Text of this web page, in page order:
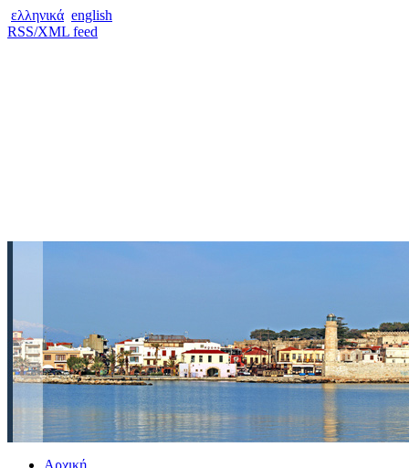
ελληνικά english
RSS/XML feed
Αρχική